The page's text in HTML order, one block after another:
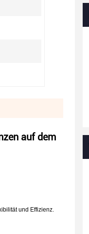
auf dem
und Effizienz.